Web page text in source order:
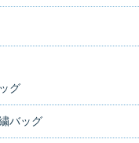
グ
バッグ